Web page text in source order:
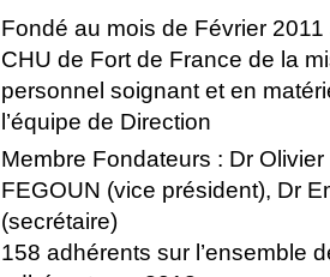
Fondé au mois de Février
CHU de Fort de France de la
personnel soignant et en
l’équipe de Direction
Membre Fondateurs : Dr
FEGOUN (vice président), Dr
(secrétaire)
158 adhérents sur l’ensemble